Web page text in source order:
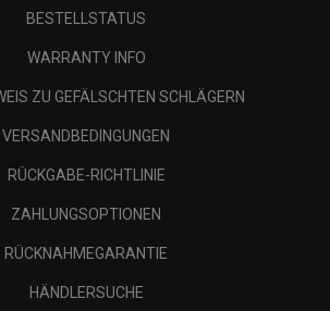
BESTELLSTATUS
WARRANTY INFO
ZU GEFÄLSCHTEN SCHLÄGERN
VERSANDBEDINGUNGEN
RÜCKGABE-RICHTLINIE
ZAHLUNGSOPTIONEN
RÜCKNAHMEGARANTIE
HÄNDLERSUCHE